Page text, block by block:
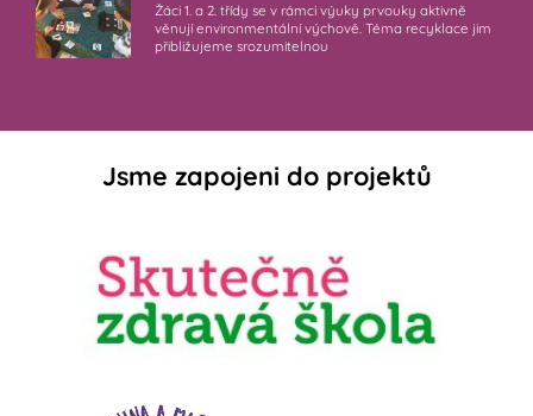
Žáci 1. a 2. třídy se v rámci výuky prvouky aktivně
věnují environmentální výchově. Téma recyklace jim
přibližujeme srozumitelnou
Jsme zapojeni do projektů